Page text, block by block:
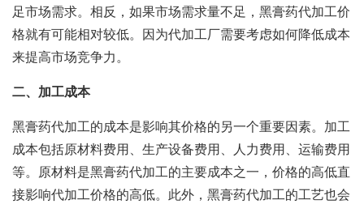
足市场需求。相反，如果市场需求量不足，黑膏药代加工价
格就有可能相对较低。因为代加工厂需要考虑如何降低成本
来提高市场竞争力。
二、加工成本
黑膏药代加工的成本是影响其价格的另一个重要因素。加工
成本包括原材料费用、生产设备费用、人力费用、运输费用
等。原材料是黑膏药代加工的主要成本之一，价格的高低直
接影响代加工价格的高低。此外，黑膏药代加工的工艺也会